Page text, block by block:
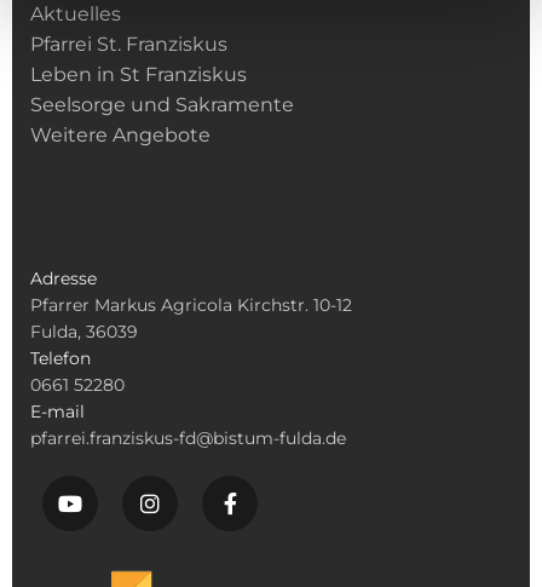
Aktuelles
Pfarrei St. Franziskus
Leben in St Franziskus
Seelsorge und Sakramente
Weitere Angebote
Adresse
Pfarrer Markus Agricola Kirchstr. 10-12
Fulda, 36039
Telefon
0661 52280
E-mail
pfarrei.franziskus-fd@bistum-fulda.de